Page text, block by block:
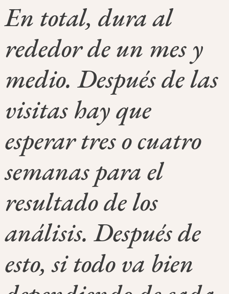
En total, dura al
rededor de un mes y
medio. Después de las
visitas hay que
esperar tres o cuatro
semanas para el
resultado de los
análisis. Después de
esto, si todo va bien